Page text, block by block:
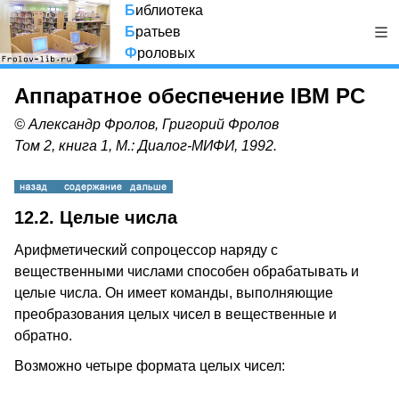
Библиотека
Братьев
Фроловых
Аппаратное обеспечение IBM PC
© Александр Фролов, Григорий Фролов
Том 2, книга 1, М.: Диалог-МИФИ, 1992.
12.2. Целые числа
Арифметический сопроцессор наряду с
вещественными числами способен обрабатывать и
целые числа. Он имеет команды, выполняющие
преобразования целых чисел в вещественные и
обратно.
Возможно четыре формата целых чисел: